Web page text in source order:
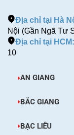
Địa chỉ tại Hà
Nội (Gần Ngã Tư
Địa chỉ tại HCM:
10
AN GIANG
BẮC GIANG
BẠC LIÊU